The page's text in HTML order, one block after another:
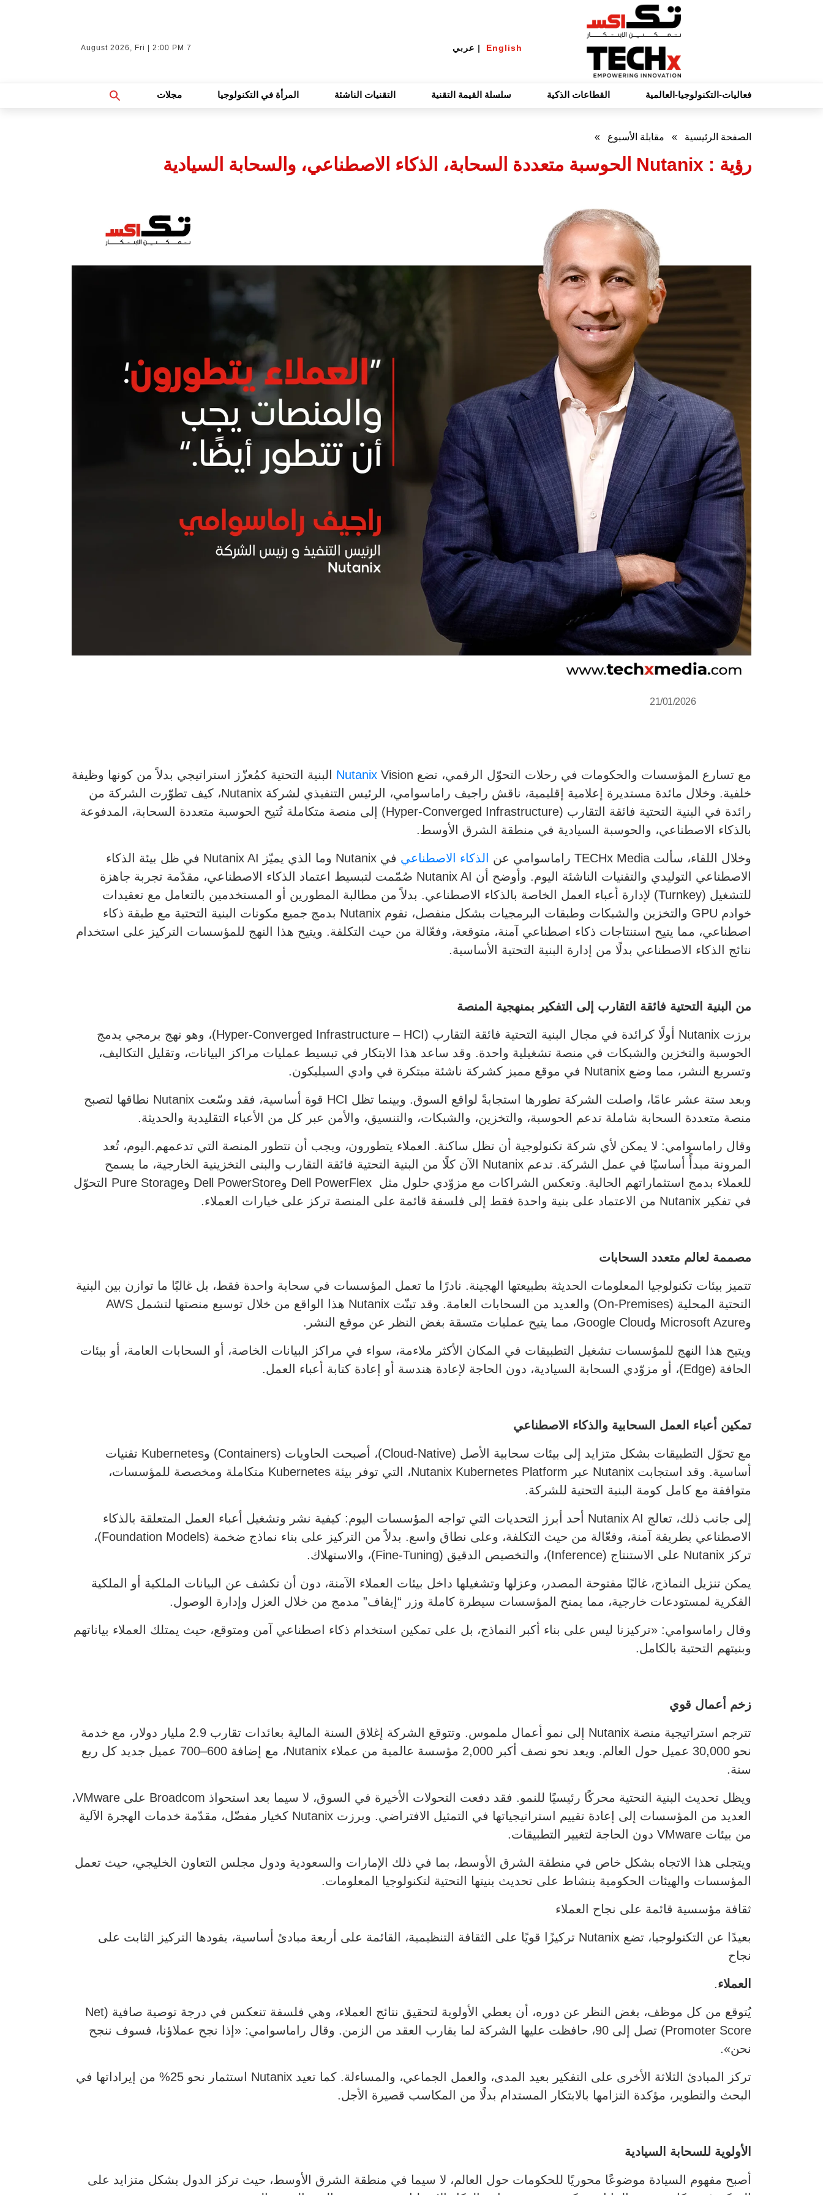
English
| عربي 7 August 2026, Fri | 2:00 PM
فعاليات-التكنولوجيا-العالمية القطاعات الذكية سلسلة القيمة التقنية التقنيات الناشئة المرأة في التكنولوجيا مجلات
Search
For:
Search Button
الصفحة الرئيسية » مقابلة الأسبوع »
رؤية : Nutanix الحوسبة متعددة السحابة، الذكاء الاصطناعي، والسحابة السيادية
21/01/2026
مع تسارع المؤسسات والحكومات في رحلات التحوّل الرقمي، تضع Nutanix Vision البنية التحتية كمُعزّز استراتيجي بدلاً من كونها وظيفة
خلفية. وخلال مائدة مستديرة إعلامية إقليمية، ناقش راجيف راماسوامي، الرئيس التنفيذي لشركة Nutanix، كيف تطوّرت الشركة من
رائدة في البنية التحتية فائقة التقارب (Hyper-Converged Infrastructure) إلى منصة متكاملة تُتيح الحوسبة متعددة السحابة، المدفوعة
بالذكاء الاصطناعي، والحوسبة السيادية في منطقة الشرق الأوسط.
وخلال اللقاء، سألت TECHx Media راماسوامي عن الذكاء الاصطناعي
في Nutanix وما الذي يميّز Nutanix AI في ظل بيئة الذكاء
الاصطناعي التوليدي والتقنيات الناشئة اليوم. وأوضح أن Nutanix AI صُمّمت لتبسيط اعتماد الذكاء الاصطناعي، مقدّمة تجربة جاهزة
للتشغيل (Turnkey) لإدارة أعباء العمل الخاصة بالذكاء الاصطناعي. بدلاً من مطالبة المطورين أو المستخدمين بالتعامل مع تعقيدات
خوادم GPU والتخزين والشبكات وطبقات البرمجيات بشكل منفصل، تقوم Nutanix بدمج جميع مكونات البنية التحتية مع طبقة ذكاء
اصطناعي، مما يتيح استنتاجات ذكاء اصطناعي آمنة، متوقعة، وفعّالة من حيث التكلفة. ويتيح هذا النهج للمؤسسات التركيز على استخدام
نتائج الذكاء الاصطناعي بدلًا من إدارة البنية التحتية الأساسية.
من البنية التحتية فائقة التقارب إلى التفكير بمنهجية المنصة
برزت Nutanix أولًا كرائدة في مجال البنية التحتية فائقة التقارب (Hyper-Converged Infrastructure – HCI)، وهو نهج برمجي يدمج
الحوسبة والتخزين والشبكات في منصة تشغيلية واحدة. وقد ساعد هذا الابتكار في تبسيط عمليات مراكز البيانات، وتقليل التكاليف،
وتسريع النشر، مما وضع Nutanix في موقع مميز كشركة ناشئة مبتكرة في وادي السيليكون.
وبعد ستة عشر عامًا، واصلت الشركة تطورها استجابةً لواقع السوق. وبينما تظل HCI قوة أساسية، فقد وسّعت Nutanix نطاقها لتصبح
منصة متعددة السحابة شاملة تدعم الحوسبة، والتخزين، والشبكات، والتنسيق، والأمن عبر كل من الأعباء التقليدية والحديثة.
وقال راماسوامي: لا يمكن لأي شركة تكنولوجية أن تظل ساكنة. العملاء يتطورون، ويجب أن تتطور المنصة التي تدعمهم.اليوم، تُعد
المرونة مبدأً أساسيًا في عمل الشركة. تدعم Nutanix الآن كلًا من البنية التحتية فائقة التقارب والبنى التخزينية الخارجية، ما يسمح
للعملاء بدمج استثماراتهم الحالية. وتعكس الشراكات مع مزوّدي حلول مثل Dell PowerFlex وDell PowerStore وPure Storage التحوّل
في تفكير Nutanix من الاعتماد على بنية واحدة فقط إلى فلسفة قائمة على المنصة تركز على خيارات العملاء.
مصممة لعالم متعدد السحابات
تتميز بيئات تكنولوجيا المعلومات الحديثة بطبيعتها الهجينة. نادرًا ما تعمل المؤسسات في سحابة واحدة فقط، بل غالبًا ما توازن بين البنية
التحتية المحلية (On-Premises) والعديد من السحابات العامة. وقد تبنّت Nutanix هذا الواقع من خلال توسيع منصتها لتشمل AWS
وMicrosoft Azure وGoogle Cloud، مما يتيح عمليات متسقة بغض النظر عن موقع النشر.
ويتيح هذا النهج للمؤسسات تشغيل التطبيقات في المكان الأكثر ملاءمة، سواء في مراكز البيانات الخاصة، أو السحابات العامة، أو بيئات
الحافة (Edge)، أو مزوّدي السحابة السيادية، دون الحاجة لإعادة هندسة أو إعادة كتابة أعباء العمل.
تمكين أعباء العمل السحابية والذكاء الاصطناعي
مع تحوّل التطبيقات بشكل متزايد إلى بيئات سحابية الأصل (Cloud-Native)، أصبحت الحاويات (Containers) وKubernetes تقنيات
أساسية. وقد استجابت Nutanix عبر Nutanix Kubernetes Platform، التي توفر بيئة Kubernetes متكاملة ومخصصة للمؤسسات،
متوافقة مع كامل كومة البنية التحتية للشركة.
إلى جانب ذلك، تعالج Nutanix AI أحد أبرز التحديات التي تواجه المؤسسات اليوم: كيفية نشر وتشغيل أعباء العمل المتعلقة بالذكاء
الاصطناعي بطريقة آمنة، وفعّالة من حيث التكلفة، وعلى نطاق واسع. بدلاً من التركيز على بناء نماذج ضخمة (Foundation Models)،
تركز Nutanix على الاستنتاج (Inference)، والتخصيص الدقيق (Fine-Tuning)، والاستهلاك.
يمكن تنزيل النماذج، غالبًا مفتوحة المصدر، وعزلها وتشغيلها داخل بيئات العملاء الآمنة، دون أن تكشف عن البيانات الملكية أو الملكية
الفكرية لمستودعات خارجية، مما يمنح المؤسسات سيطرة كاملة وزر “إيقاف” مدمج من خلال العزل وإدارة الوصول.
وقال راماسوامي: «تركيزنا ليس على بناء أكبر النماذج، بل على تمكين استخدام ذكاء اصطناعي آمن ومتوقع، حيث يمتلك العملاء بياناتهم
وبنيتهم التحتية بالكامل.
زخم أعمال قوي
تترجم استراتيجية منصة Nutanix إلى نمو أعمال ملموس. وتتوقع الشركة إغلاق السنة المالية بعائدات تقارب 2.9 مليار دولار، مع خدمة
نحو 30,000 عميل حول العالم. ويعد نحو نصف أكبر 2,000 مؤسسة عالمية من عملاء Nutanix، مع إضافة 600–700 عميل جديد كل ربع
سنة.
ويظل تحديث البنية التحتية محركًا رئيسيًا للنمو. فقد دفعت التحولات الأخيرة في السوق، لا سيما بعد استحواذ Broadcom على VMware،
العديد من المؤسسات إلى إعادة تقييم استراتيجياتها في التمثيل الافتراضي. وبرزت Nutanix كخيار مفضّل، مقدّمة خدمات الهجرة الآلية
من بيئات VMware دون الحاجة لتغيير التطبيقات.
ويتجلى هذا الاتجاه بشكل خاص في منطقة الشرق الأوسط، بما في ذلك الإمارات والسعودية ودول مجلس التعاون الخليجي، حيث تعمل
المؤسسات والهيئات الحكومية بنشاط على تحديث بنيتها التحتية لتكنولوجيا المعلومات.
ثقافة مؤسسية قائمة على نجاح العملاء
بعيدًا عن التكنولوجيا، تضع Nutanix تركيزًا قويًا على الثقافة التنظيمية، القائمة على أربعة مبادئ أساسية، يقودها التركيز الثابت على
نجاح
العملاء.
يُتوقع من كل موظف، بغض النظر عن دوره، أن يعطي الأولوية لتحقيق نتائج العملاء، وهي فلسفة تنعكس في درجة توصية صافية (Net
Promoter Score) تصل إلى 90، حافظت عليها الشركة لما يقارب العقد من الزمن. وقال راماسوامي: «إذا نجح عملاؤنا، فسوف ننجح
نحن».
تركز المبادئ الثلاثة الأخرى على التفكير بعيد المدى، والعمل الجماعي، والمساءلة. كما تعيد Nutanix استثمار نحو 25% من إيراداتها في
البحث والتطوير، مؤكدة التزامها بالابتكار المستدام بدلًا من المكاسب قصيرة الأجل.
الأولوية للسحابة السيادية
أصبح مفهوم السيادة موضوعًا محوريًا للحكومات حول العالم، لا سيما في منطقة الشرق الأوسط، حيث تركز الدول بشكل متزايد على